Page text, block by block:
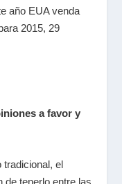
año EUA venda
2015, 29
a favor y
tradicional, el
de tenerlo entre las